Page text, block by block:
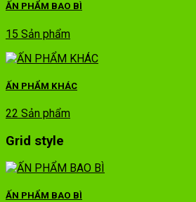
ẤN PHẨM BAO BÌ
15 Sản phẩm
ẤN PHẨM KHÁC
22 Sản phẩm
Grid style
ẤN PHẨM BAO BÌ